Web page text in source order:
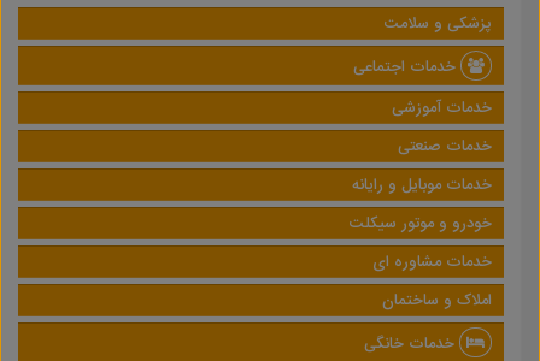
پزشکی و سلامت
خدمات اجتماعی
خدمات آموزشی
خدمات صنعتی
خدمات موبایل و رایانه
خودرو و موتور سیکلت
خدمات مشاوره ای
املاک و ساختمان
خدمات خانگی